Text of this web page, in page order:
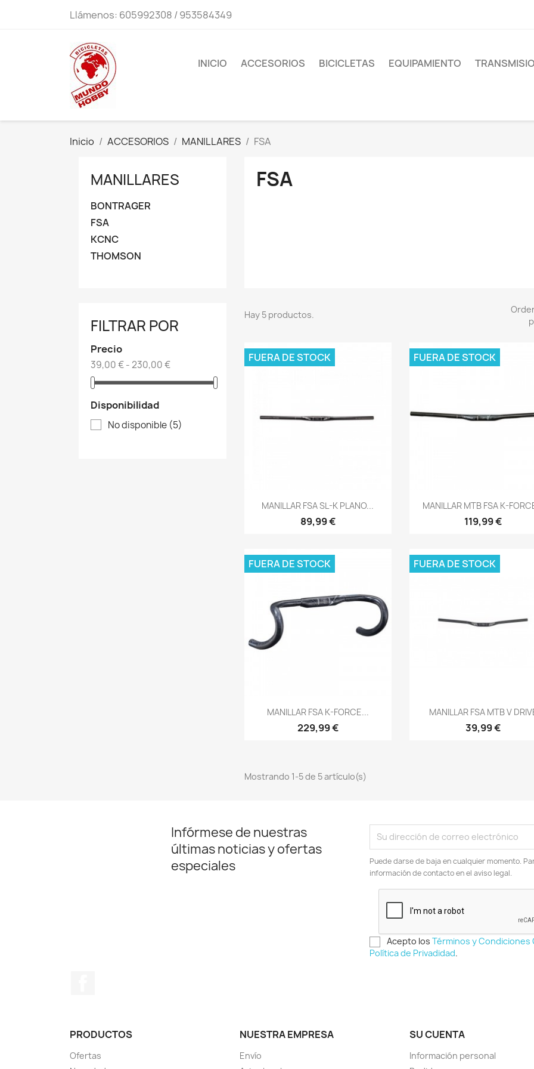
Llámenos: 605992308 / 953584349
INICIO ACCESORIOS BICICLETAS EQUIPAMIENTO
Inicio ACCESORIOS MANILLARES FSA
MANILLARES
BONTRAGER
FSA
KCNC
THOMSON
FILTRAR POR
Precio
39,00 € - 230,00 €
Disponibilidad
No disponible (5)
FSA
Hay 5 productos.
Vista rápida
MANILLAR FSA SL-K PLANO...
89,99 €
FUERA DE STOCK
Vista rápida
MANILLAR MTB FSA K-
119,99 €
FUERA DE STOCK
Vista rápida
MANILLAR FSA K-FORCE...
229,99 €
FUERA DE STOCK
Vista rápida
MANILLAR FSA MTB V
39,99 €
FUERA DE STOCK
Mostrando 1-5 de 5 artículo(s)
Infórmese de nuestras
últimas noticias y ofertas
especiales
Puede darse de baja en cualquier momento.
información de contacto en el aviso legal.
Acepto losTérminos y Condiciones
Política de Privadidad.
PRODUCTOS
Ofertas
NUESTRA EMPRESA
Envío
SU CUENTA
Información personal